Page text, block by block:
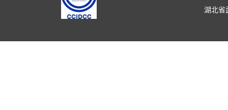
湖北省